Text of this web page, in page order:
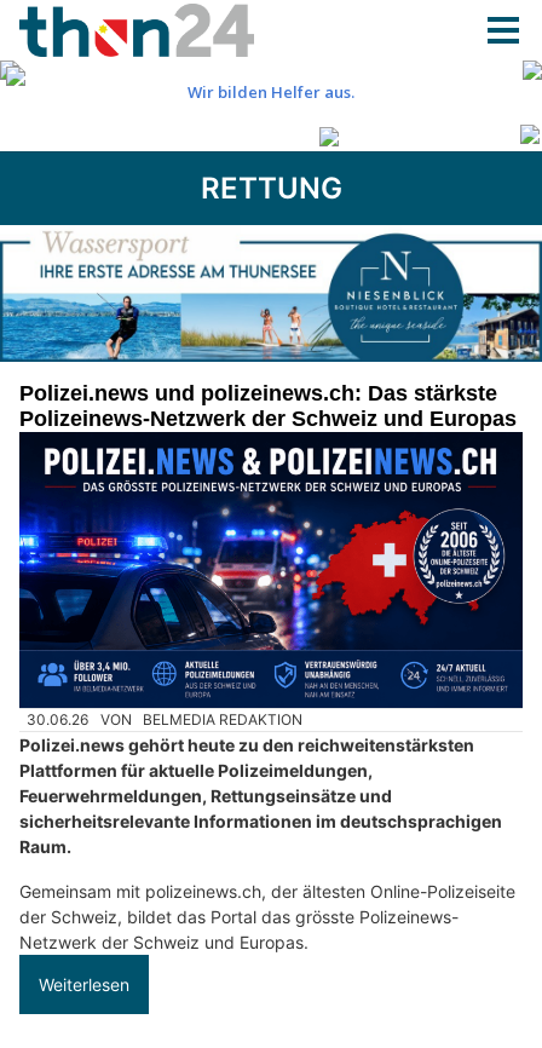
RETTUNG
Polizei.news und polizeinews.ch: Das stärkste
Polizeinews-Netzwerk der Schweiz und Europas
30.06.26 VON BELMEDIA REDAKTION
Polizei.news gehört heute zu den reichweitenstärksten
Plattformen für aktuelle Polizeimeldungen,
Feuerwehrmeldungen, Rettungseinsätze und
sicherheitsrelevante Informationen im deutschsprachigen
Raum.
Gemeinsam mit polizeinews.ch, der ältesten Online-Polizeiseite
der Schweiz, bildet das Portal das grösste Polizeinews-
Netzwerk der Schweiz und Europas.
Weiterlesen